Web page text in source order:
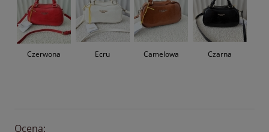
Czerwona Ecru Camelowa Czarna
Ocena: